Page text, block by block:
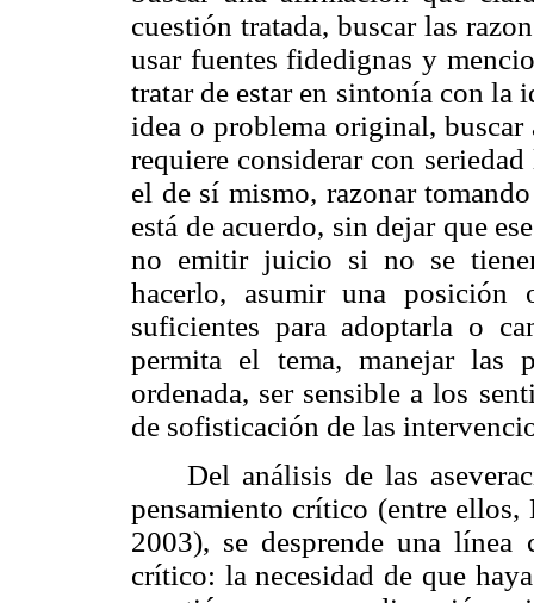
cuestión tratada, buscar las
usar fuentes fidedignas y
tratar de estar en sintonía con la
idea o problema original,
requiere considerar con
el de sí mismo, razonar
está de acuerdo, sin dejar que
no emitir juicio si no se
hacerlo, asumir una posición
suficientes para adoptarla o
permita el tema, manejar las
ordenada, ser sensible a los
de sofisticación de las
Del análisis de las
pensamiento crítico (entre
2003), se desprende una
crítico: la necesidad de que